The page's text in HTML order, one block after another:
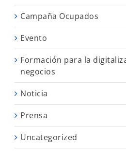
Campaña Ocupados
Evento
Formación para la
negocios
Noticia
Prensa
Uncategorized